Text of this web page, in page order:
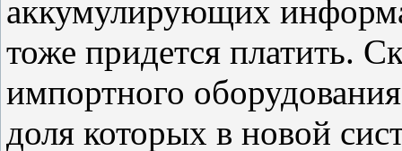
аккумулирующих
тоже придется платить.
импортного
доля которых в новой